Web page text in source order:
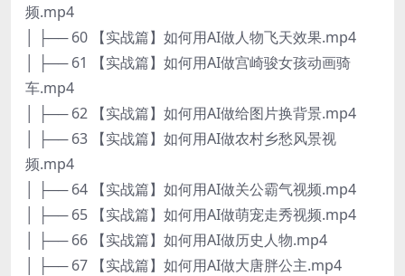
频.mp4
│ ├── 60 【实战篇】如何用AI做人物飞天效果.mp4
│ ├── 61 【实战篇】如何用AI做宫崎骏女孩动画骑
车.mp4
│ ├── 62 【实战篇】如何用AI做给图片换背景.mp4
│ ├── 63 【实战篇】如何用AI做农村乡愁风景视
频.mp4
│ ├── 64 【实战篇】如何用AI做关公霸气视频.mp4
│ ├── 65 【实战篇】如何用AI做萌宠走秀视频.mp4
│ ├── 66 【实战篇】如何用AI做历史人物.mp4
│ ├── 67 【实战篇】如何用AI做大唐胖公主.mp4